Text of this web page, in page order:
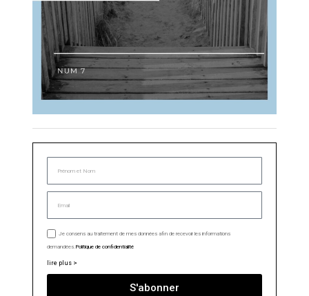
Je consens au traitement de mes données afin de recevoir les informations
demandées.Politique de confidentialité
lire plus >
S'abonner